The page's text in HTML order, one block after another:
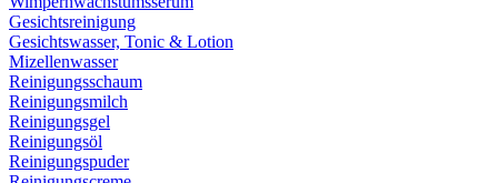
Gesichtsreinigung
Gesichtswasser, Tonic & Lotion
Mizellenwasser
Reinigungsschaum
Reinigungsmilch
Reinigungsgel
Reinigungsöl
Reinigungspuder